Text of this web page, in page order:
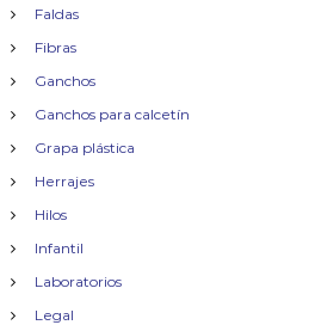
Faldas
Fibras
Ganchos
Ganchos para calcetín
Grapa plástica
Herrajes
Hilos
Infantil
Laboratorios
Legal